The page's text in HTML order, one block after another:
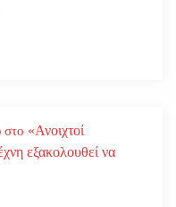
στο «Ανοιχτοί
εξακολουθεί να